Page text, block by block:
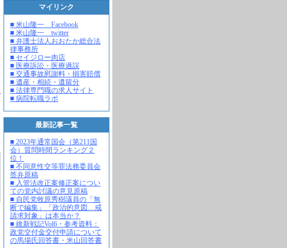
マイリンク
■ 米山隆一 Facebook
■ 米山隆一 twitter
■ 弁護士法人おおたか総合法
律事務所
■ セイジロー肉店
■ 医療訴訟・医療過誤
■ 交通事故慰謝料・損害賠償
■ 遺産・相続・遺留分
■ 法律専門職の求人サイト
■ 病院転職ラボ
最新記事一覧
■ 2023年通常国会（第211国
会）質問時間ランキング２
位！
■ 不同意性交等罪法務委員会
答弁原稿
■ 入管法改正案修正案につい
ての党内討議の意見原稿
■ 自民党牧原秀樹議員の「無
断で編集」「政治的意図…戒
請求対象」は本当か？
■ 維新戦記Vol6・参考資料：
政党交付金交付申請について
の馬場氏回答書・米山回答書